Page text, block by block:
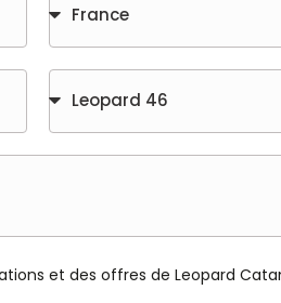
et des offres de Leopard